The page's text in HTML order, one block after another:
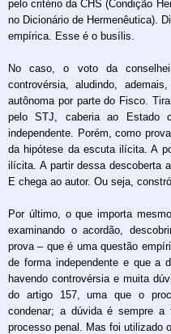
pelo critério da CHS (Condição
no Dicionário de Hermenêutica).
empírica. Esse é o busílis.
No caso, o voto da
controvérsia, aludindo,
autônoma por parte do Fisco.
pelo STJ, caberia ao Estado
independente. Porém, como
da hipótese da escuta ilícita. A
ilícita. A partir dessa descoberta
E chega ao autor. Ou seja,
Por último, o que importa
examinando o acordão,
prova – que é uma questão
de forma independente e que a
havendo controvérsia e muita
do artigo 157, uma que o
condenar; a dúvida é sempre
processo penal. Mas foi utilizado